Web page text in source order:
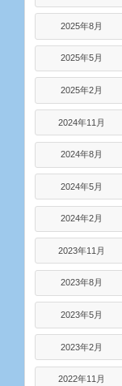
2025年8月
2025年5月
2025年2月
2024年11月
2024年8月
2024年5月
2024年2月
2023年11月
2023年8月
2023年5月
2023年2月
2022年11月